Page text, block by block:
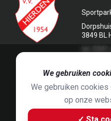
3849 BL
Jaap Hop &
We gebruiken
We gebruiken
op onze